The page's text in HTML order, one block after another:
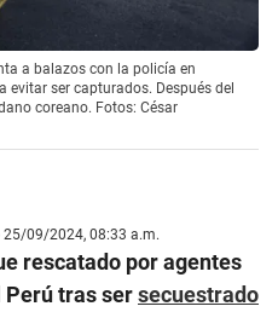
a balazos con la policía en
evitar ser capturados. Después del
coreano. Fotos: César
09/2024, 08:33 a.m.
rescatado por agentes
tras sersecuestrado